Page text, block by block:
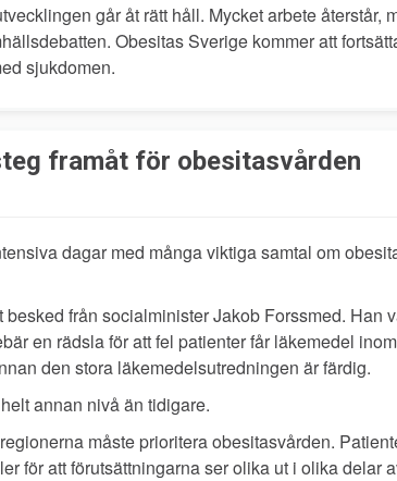
går åt rätt håll. Mycket arbete återstår,
Obesitas Sverige kommer att
sjukdomen.
framåt för obesitasvården
dagar med många viktiga samtal om
från socialminister Jakob Forssmed. Han
en rädsla för att fel patienter får läkemedel
den stora läkemedelsutredningen är färdig.
annan nivå än tidigare.
måste prioritera obesitasvården.
för att förutsättningarna ser olika ut i olika delar